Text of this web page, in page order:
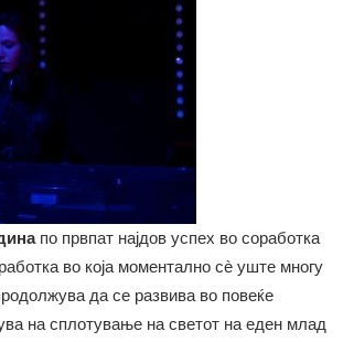
по првпат најдов успех во соработка
во која моментално сè уште многу
да се развива во повеќе
на сплотување на светот на еден млад